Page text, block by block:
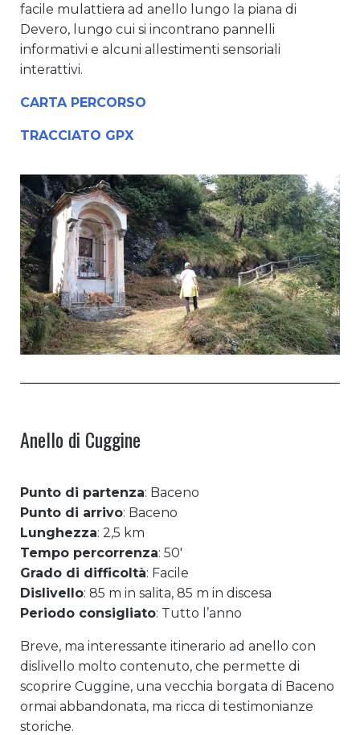
facile mulattiera ad anello lungo la piana di
Devero, lungo cui si incontrano pannelli
informativi e alcuni allestimenti sensoriali
interattivi.
CARTA PERCORSO
TRACCIATO GPX
Anello di Cuggine
Punto di partenza: Baceno
Punto di arrivo: Baceno
Lunghezza: 2,5 km
Tempo percorrenza: 50′
Grado di difficoltà: Facile
Dislivello: 85 m in salita, 85 m in discesa
Periodo consigliato: Tutto l’anno
Breve, ma interessante itinerario ad anello con
dislivello molto contenuto, che permette di
scoprire Cuggine, una vecchia borgata di Baceno
ormai abbandonata, ma ricca di testimonianze
storiche.